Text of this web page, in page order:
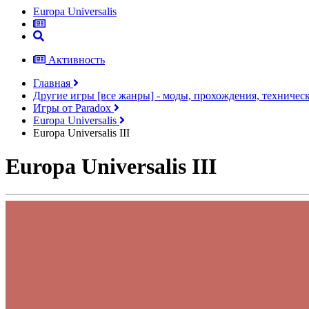
Europa Universalis
Активность
Главная
Другие игры [все жанры] - моды, прохождения,
Игры от Paradox
Europa Universalis
Europa Universalis III
Europa Universalis III